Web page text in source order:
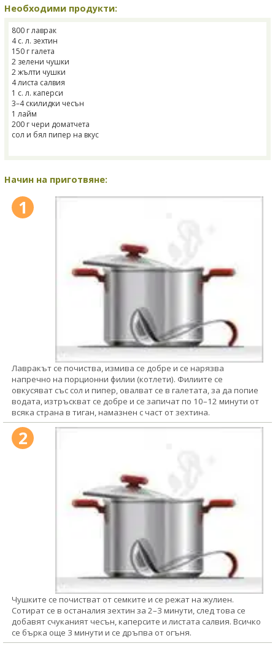
Необходими продукти:
800 г лаврак
4 с. л. зехтин
150 г галета
2 зелени чушки
2 жълти чушки
4 листа салвия
1 с. л. каперси
3–4 скилидки чесън
1 лайм
200 г чери доматчета
сол и бял пипер на вкус
Начин на приготвяне:
1
Лавракът се почиства, измива се добре и се нарязва
напречно на порционни филии (котлети). Филиите се
овкусяват със сол и пипер, овалват се в галетата, за да попие
водата, изтръскват се добре и се запичат по 10–12 минути от
всяка страна в тиган, намазнен с част от зехтина.
2
Чушките се почистват от семките и се режат на жулиен.
Сотират се в останалия зехтин за 2–3 минути, след това се
добавят счуканият чесън, каперсите и листата салвия. Всичко
се бърка още 3 минути и се дръпва от огъня.